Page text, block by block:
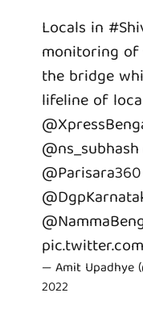
Locals in
monitoring of
the bridge
lifeline of
@ns_subhash
@Parisara360
— Amit Upadhye
2022